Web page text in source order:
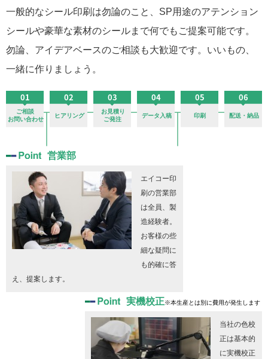
一般的なシール印刷は勿論のこと、SP用途のアテンション
シールや豪華な素材のシールまで何でもご提案可能です。
勿論、アイデアベースのご相談も大歓迎です。いいもの、
一緒に作りましょう。
営業部
エイコー印
刷の営業部
は全員、製
造経験者。
お客様の些
細な疑問に
も的確に答
え、提案します。
実機校正※本生産とは別に費用が発生します
当社の色校
正は基本的
に実機校正